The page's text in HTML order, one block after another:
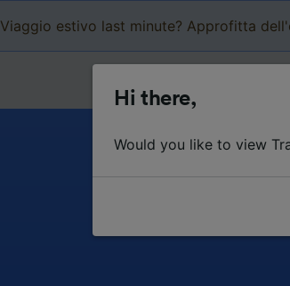
Viaggio estivo last minute? Approfitta
Hi there,
Would you like to view